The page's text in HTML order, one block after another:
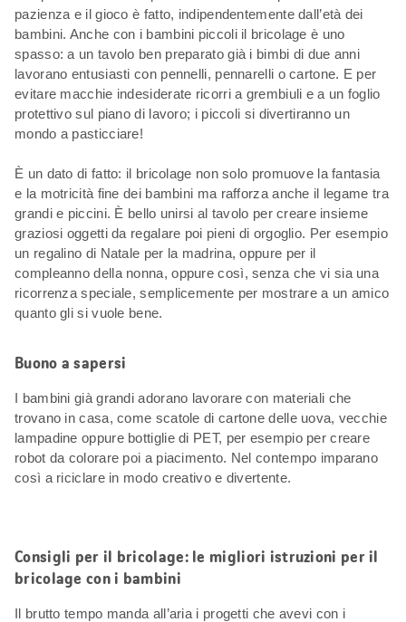
pazienza e il gioco è fatto, indipendentemente dall’età dei
bambini. Anche con i bambini piccoli il bricolage è uno
spasso: a un tavolo ben preparato già i bimbi di due anni
lavorano entusiasti con pennelli, pennarelli o cartone. E per
evitare macchie indesiderate ricorri a grembiuli e a un foglio
protettivo sul piano di lavoro; i piccoli si divertiranno un
mondo a pasticciare!
È un dato di fatto: il bricolage non solo promuove la fantasia
e la motricità fine dei bambini ma rafforza anche il legame tra
grandi e piccini. È bello unirsi al tavolo per creare insieme
graziosi oggetti da regalare poi pieni di orgoglio. Per esempio
un regalino di Natale per la madrina, oppure per il
compleanno della nonna, oppure così, senza che vi sia una
ricorrenza speciale, semplicemente per mostrare a un amico
quanto gli si vuole bene.
Buono a sapersi
I bambini già grandi adorano lavorare con materiali che
trovano in casa, come scatole di cartone delle uova, vecchie
lampadine oppure bottiglie di PET, per esempio per creare
robot da colorare poi a piacimento. Nel contempo imparano
così a riciclare in modo creativo e divertente.
Consigli per il bricolage: le migliori istruzioni per il
bricolage con i bambini
Il brutto tempo manda all’aria i progetti che avevi con i